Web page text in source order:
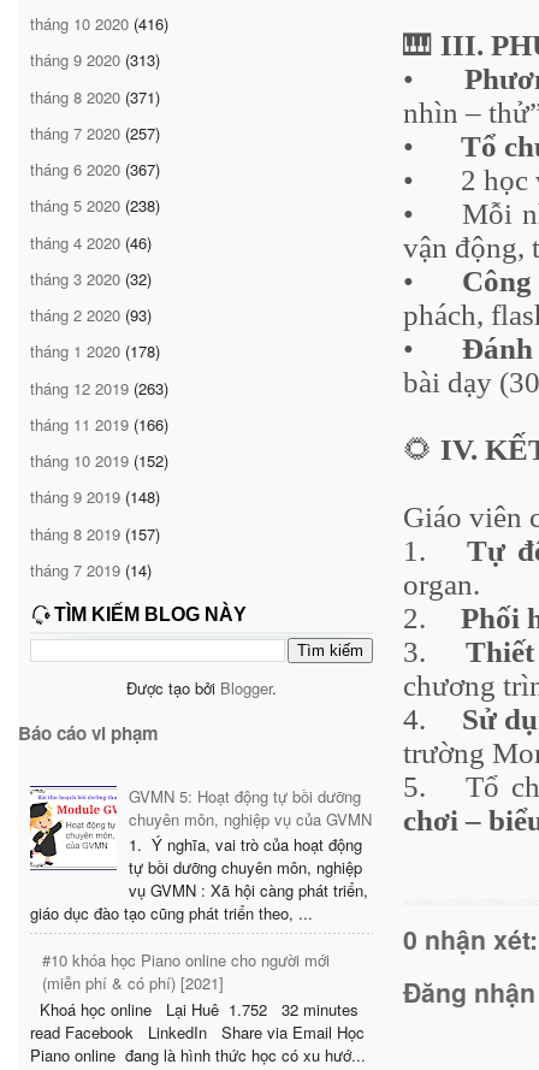
tháng 10 2020 (416)
tháng 9 2020 (313)
tháng 8 2020 (371)
tháng 7 2020 (257)
tháng 6 2020 (367)
tháng 5 2020 (238)
tháng 4 2020 (46)
tháng 3 2020 (32)
tháng 2 2020 (93)
tháng 1 2020 (178)
tháng 12 2019 (263)
tháng 11 2019 (166)
tháng 10 2019 (152)
tháng 9 2019 (148)
tháng 8 2019 (157)
tháng 7 2019 (14)
TÌM KIẾM BLOG NÀY
Được tạo bởi Blogger.
Báo cáo vi phạm
GVMN 5: Hoạt động tự bồi dưỡng
chuyên môn, nghiệp vụ của GVMN
1. Ý nghĩa, vai trò của hoạt động
tự bồi dưỡng chuyên môn, nghiệp
vụ GVMN : Xã hội càng phát triển,
giáo dục đào tạo cũng phát triển theo, ...
#10 khóa học Piano online cho người mới
(miễn phí & có phí) [2021]
Khoá học online Lại Huê 1.752 32 minutes
read Facebook LinkedIn Share via Email Học
Piano online đang là hình thức học có xu hướ...
🎹 III.
•
nhìn –
•
Tổ
•
2 học
•
Mỗi
vận động,
•
phách,
•
Đánh
bài dạy
🌻 IV.
Giáo viên
1.
Tự
organ.
2.
Phối
3.
chương
4.
Sử
trường
5.
Tổ
chơi –
0 nhận xét:
Đăng